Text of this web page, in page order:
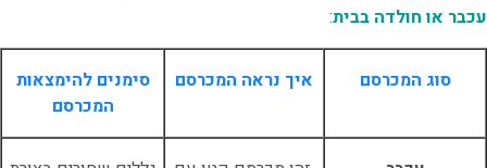
עכבר או חולדה בבית:
סוג המכרסם איך נראה המכרסם
סימנים להימצאות
המכרסם